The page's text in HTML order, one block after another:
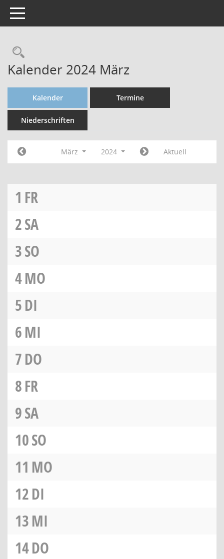
Toggle navigation
Kalender 2024 März
Kalender Termine
Niederschriften
März 2024 Aktuell
1 FR
2SA
3SO
4MO
5DI
6MI
7DO
8FR
9SA
10SO
11 MO
12DI
13MI
14DO